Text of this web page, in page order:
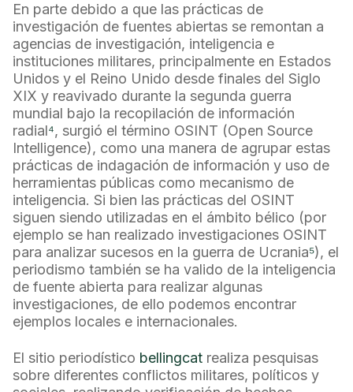
En parte debido a que las prácticas de
investigación de fuentes abiertas se remontan a
agencias de investigación, inteligencia e
instituciones militares, principalmente en Estados
Unidos y el Reino Unido desde finales del Siglo
XIX y reavivado durante la segunda guerra
mundial bajo la recopilación de información
radial⁴, surgió el término OSINT (Open Source
Intelligence), como una manera de agrupar estas
prácticas de indagación de información y uso de
herramientas públicas como mecanismo de
inteligencia. Si bien las prácticas del OSINT
siguen siendo utilizadas en el ámbito bélico (por
ejemplo se han realizado investigaciones OSINT
para analizar sucesos en la guerra de Ucrania⁵), el
periodismo también se ha valido de la inteligencia
de fuente abierta para realizar algunas
investigaciones, de ello podemos encontrar
ejemplos locales e internacionales.
El sitio periodístico bellingcat realiza pesquisas
sobre diferentes conflictos militares, políticos y